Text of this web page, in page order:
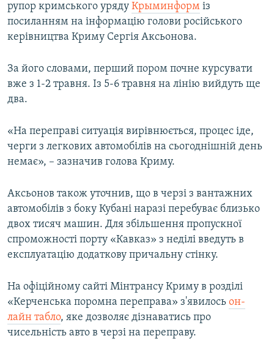
Усі сайти RFE/RL
рупор кримського уряду Крыминформ із
посиланням на інформацію голови російського
керівництва Криму Сергія Аксьонова.
За його словами, перший пором почне курсувати
вже з 1-2 травня. Із 5-6 травня на лінію вийдуть ще
два.
«На переправі ситуація вирівнюється, процес іде,
черги з легкових автомобілів на сьогоднішній день
немає», – зазначив голова Криму.
Аксьонов також уточнив, що в черзі з вантажних
автомобілів з боку Кубані наразі перебуває близько
двох тисяч машин. Для збільшення пропускної
спроможності порту «Кавказ» з неділі введуть в
експлуатацію додаткову причальну стінку.
На офіційному сайті Мінтрансу Криму в розділі
«Керченська поромна переправа» з'явилось он-
лайн табло, яке дозволяє дізнаватись про
чисельність авто в черзі на переправу.